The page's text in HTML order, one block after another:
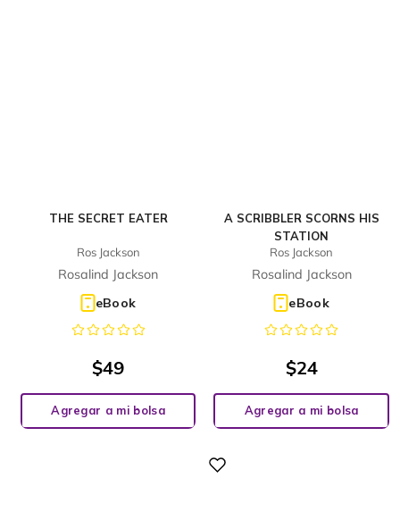
THE SECRET EATER
Ros Jackson
Rosalind Jackson
eBook
$49
Agregar a mi bolsa
A SCRIBBLER SCORNS HIS
STATION
Ros Jackson
Rosalind Jackson
eBook
$24
Agregar a mi bolsa